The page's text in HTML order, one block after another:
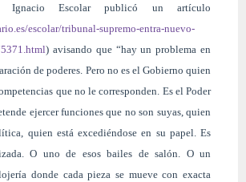
Ignacio Escolar publicó un artículo
escolar/tribunal-supremo-entra-nuevo-
) avisando que “hay un problema en
de poderes. Pero no es el Gobierno quien
que no le corresponden. Es el Poder
ejercer funciones que no son suyas, quien
quien está excediéndose en su papel. Es
O uno de esos bailes de salón. O un
donde cada pieza se mueve con exacta